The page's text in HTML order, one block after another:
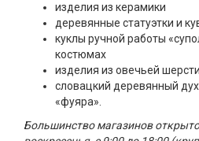
изделия из керамики
деревянные статуэтки и
куклы ручной работы
костюмах
изделия из овечьей шерсти
словацкий деревянный
«фуяра».
Большинство магазинов